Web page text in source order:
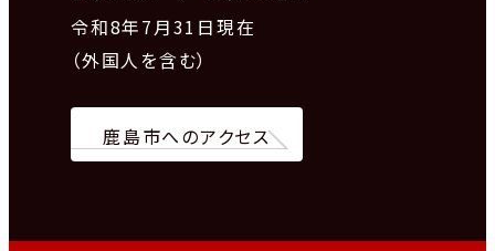
令和8年7月31日現在
（外国人を含む）
鹿島市へのアクセス